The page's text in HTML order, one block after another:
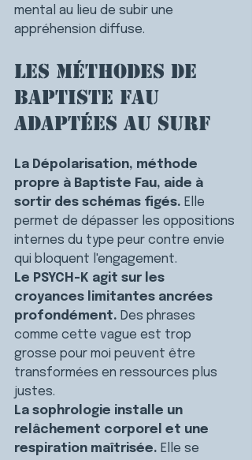
mental au lieu de subir une
appréhension diffuse.
Les méthodes de
Baptiste Fau
adaptées au surf
La Dépolarisation, méthode
propre à Baptiste Fau, aide à
sortir des schémas figés. Elle
permet de dépasser les oppositions
internes du type peur contre envie
qui bloquent l'engagement.
Le PSYCH-K agit sur les
croyances limitantes ancrées
profondément. Des phrases
comme cette vague est trop
grosse pour moi peuvent être
transformées en ressources plus
justes.
La sophrologie installe un
relâchement corporel et une
respiration maîtrisée. Elle se